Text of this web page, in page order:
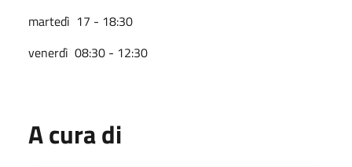
martedì 17 - 18:30
venerdì 08:30 - 12:30
A cura di